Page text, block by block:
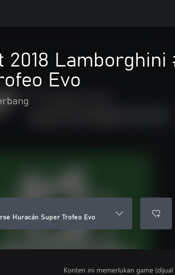
2018 Lamborghini
Evo
Huracán Super Trofeo Evo
Konten ini memerlukan game (dijual